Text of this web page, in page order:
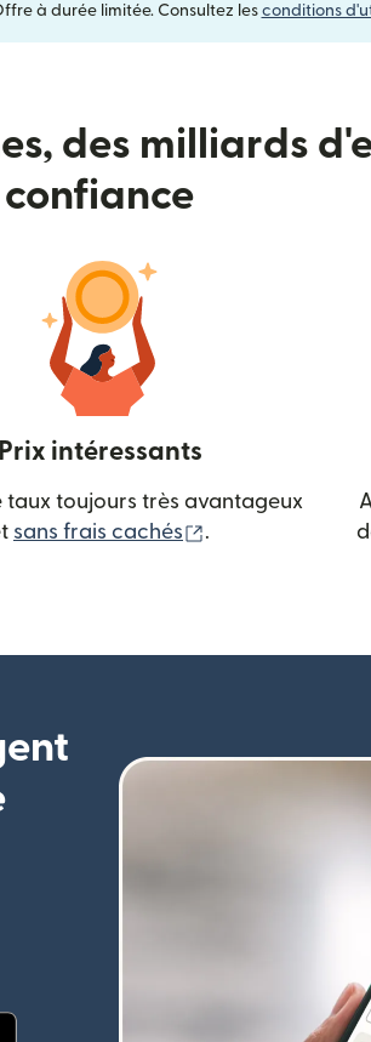
à durée limitée. Consultez les conditions
des milliards
confiance
Prix intéressants
taux toujours très avantageux
sans frais cachés (s'ouvre dans
.
une nouvelle fenêtre)